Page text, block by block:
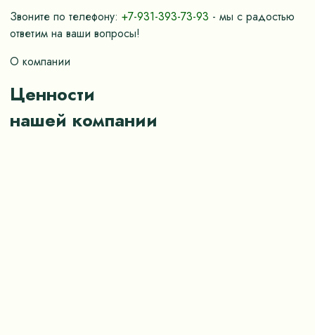
Звоните по телефону: +7-931-393-73-93 - мы с радостью
ответим на ваши вопросы!
О компании
Ценности
нашей компании